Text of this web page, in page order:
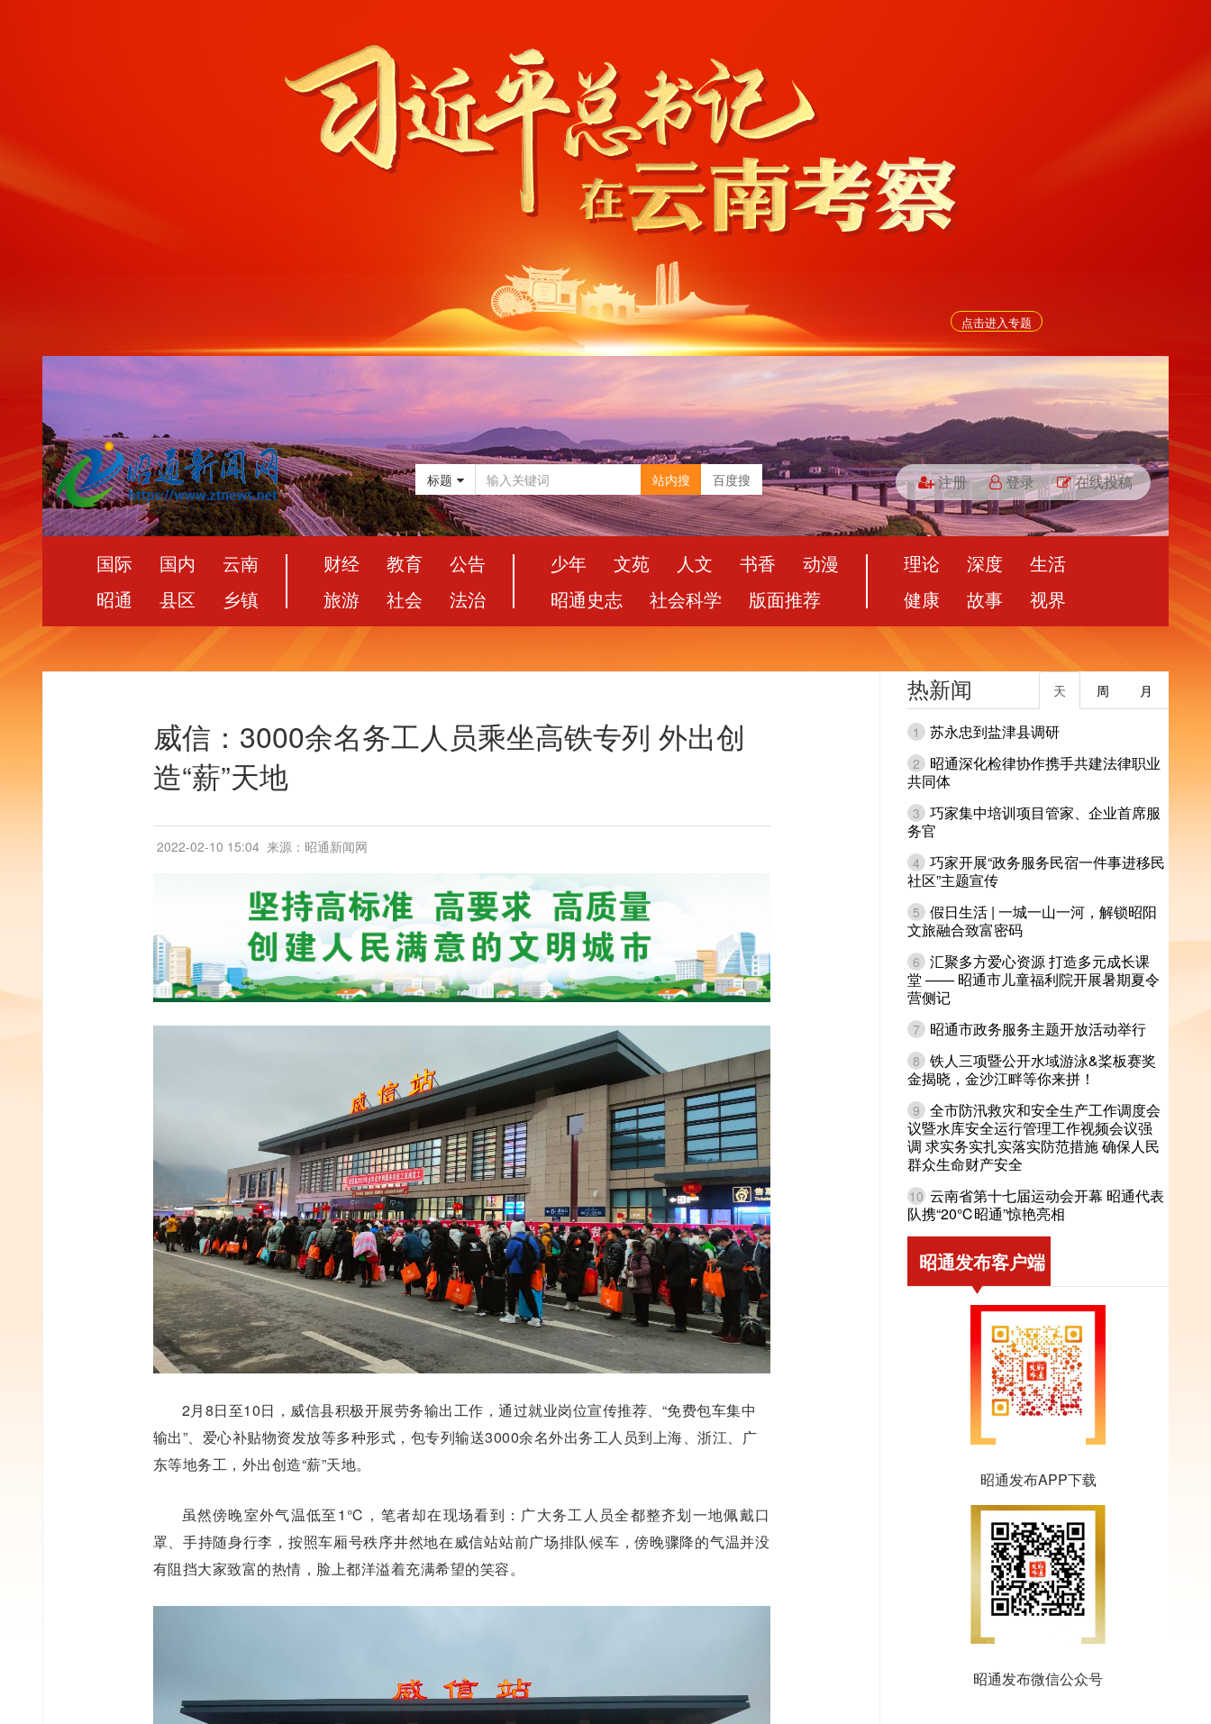
点击进入专题
标题 站内搜 百度搜 注册 登录 在线投稿
国际 国内
云南
昭通
县区 乡镇
财经 教育
公告
旅游
社会 法治
少年 文苑 人文 书香
动漫
昭通史志
社会科学 版面推荐
理论 深度
生活
健康
故事 视界
威信：3000余名务工人员乘坐高铁专列 外出创
造“薪”天地
2022-02-10 15:04 来源：昭通新闻网
2月8日至10日，威信县积极开展劳务输出工作，通过就业岗位宣传推荐、“免费包车集中
输出”、爱心补贴物资发放等多种形式，包专列输送3000余名外出务工人员到上海、浙江、广
东等地务工，外出创造“薪”天地。
虽然傍晚室外气温低至1℃，笔者却在现场看到：广大务工人员全都整齐划一地佩戴口
罩、手持随身行李，按照车厢号秩序井然地在威信站站前广场排队候车，傍晚骤降的气温并没
有阻挡大家致富的热情，脸上都洋溢着充满希望的笑容。
热新闻 月
周
天
1 苏永忠到盐津县调研
2
昭通深化检律协作携手共建法律职业
共同体
3 巧家集中培训项目管家、企业首席服
务官
4 巧家开展“政务服务民宿一件事进移民
社区”主题宣传
5 假日生活 | 一城一山一河，解锁昭阳
文旅融合致富密码
6 汇聚多方爱心资源 打造多元成长课
堂 —— 昭通市儿童福利院开展暑期夏令
营侧记
7 昭通市政务服务主题开放活动举行
8 铁人三项暨公开水域游泳&桨板赛奖
金揭晓，金沙江畔等你来拼！
9 全市防汛救灾和安全生产工作调度会
议暨水库安全运行管理工作视频会议强
调 求实务实扎实落实防范措施 确保人民
群众生命财产安全
10 云南省第十七届运动会开幕 昭通代表
队携“20℃昭通”惊艳亮相
昭通发布客户端
昭通发布APP下载
昭通发布微信公众号